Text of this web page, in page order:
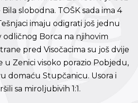
slobodna. TOŠK sada ima 4
imaju odigrati još jednu
Borca na njihovim
pred Visočacima su još dvije
Zenici visoko porazio Pobjedu,
domaću Stupčanicu. Usora i
sa miroljubivih 1:1.